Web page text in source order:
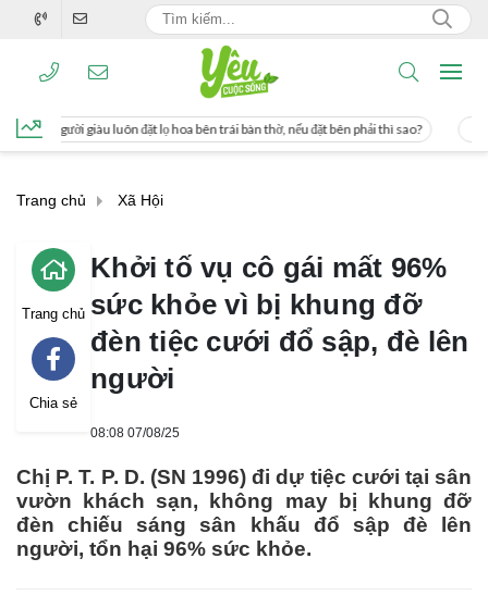
hoa bên trái bàn thờ, nếu đặt bên phải thì sao? Cách uống nước mía giúp
Trang chủ Xã Hội
Trang chủ
Chia sẻ
Khởi tố vụ cô gái mất 96%
sức khỏe vì bị khung đỡ
đèn tiệc cưới đổ sập, đè lên
người
08:08 07/08/25
Chị P. T. P. D. (SN 1996) đi dự tiệc cưới tại sân
vườn khách sạn, không may bị khung đỡ
đèn chiếu sáng sân khấu đổ sập đè lên
người, tổn hại 96% sức khỏe.